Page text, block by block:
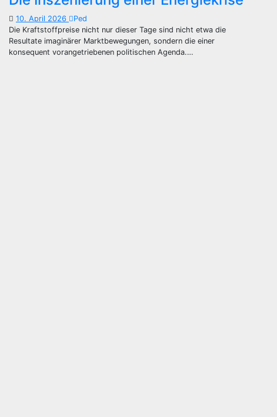
10. April 2026
Ped
Die Kraftstoffpreise nicht nur dieser Tage sind nicht etwa die
Resultate imaginärer Marktbewegungen, sondern die einer
konsequent vorangetriebenen politischen Agenda.…